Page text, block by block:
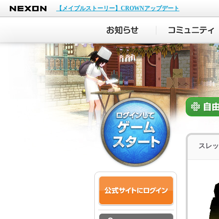
NEXON
【メイプルストーリー】CROWNアップデート
スレ